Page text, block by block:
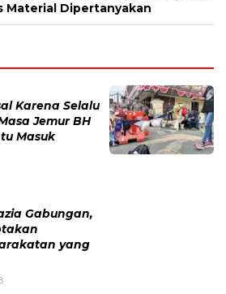
Material Dipertanyakan
Karena Selalu
Jemur BH
Masuk
Gabungan,
yang